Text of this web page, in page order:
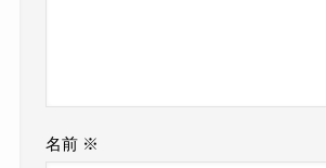
名前 ※